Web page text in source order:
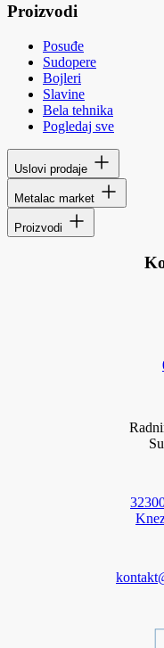
Proizvodi
Posuđe
Sudopere
Bojleri
Slavine
Bela tehnika
Pogledaj sve
Uslovi prodaje
Metalac market
Proizvodi